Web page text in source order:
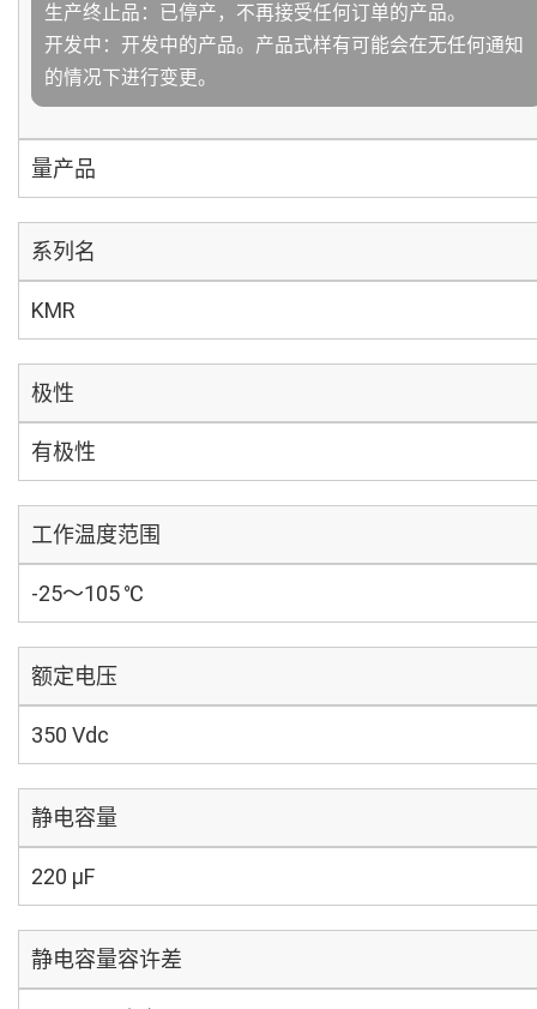
生产终止品：已停产，不再接受任何订单的产品。
开发中：开发中的产品。产品式样有可能会在无任何通知
的情况下进行变更。
量产品
系列名
KMR
极性
有极性
工作温度范围
-25～105 ℃
额定电压
350 Vdc
静电容量
220 µF
静电容量容许差